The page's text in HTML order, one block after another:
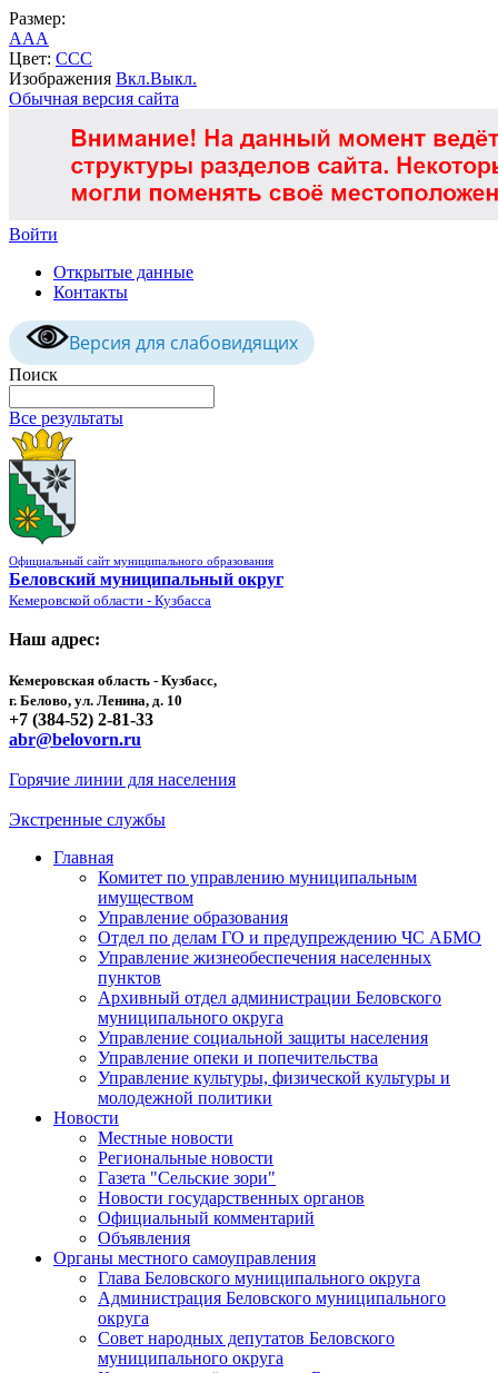
Размер:
AAA
Цвет: CCC
Изображения Вкл.Выкл.
Обычная версия сайта
Войти
Открытые данные
Контакты
Версия для слабовидящих
Поиск
Все результаты
Официальный сайт муниципального образования
Беловский муниципальный округ
Кемеровской области - Кузбасса
Наш адрес:
Кемеровская область - Кузбасс,
г. Белово, ул. Ленина, д. 10
+7 (384-52) 2-81-33
abr@belovorn.ru
Горячие линии для населения
Экстренные службы
Главная
Комитет по управлению муниципальным
имуществом
Управление образования
Отдел по делам ГО и предупреждению ЧС АБМО
Управление жизнеобеспечения населенных
пунктов
Архивный отдел администрации Беловского
муниципального округа
Управление социальной защиты населения
Управление опеки и попечительства
Управление культуры, физической культуры и
молодежной политики
Новости
Местные новости
Региональные новости
Газета "Сельские зори"
Новости государственных органов
Официальный комментарий
Объявления
Органы местного самоуправления
Глава Беловского муниципального округа
Администрация Беловского муниципального
округа
Совет народных депутатов Беловского
муниципального округа